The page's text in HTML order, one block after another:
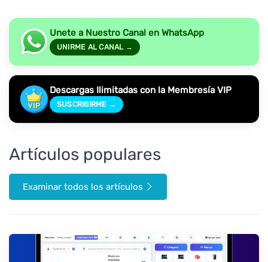
Unete a Nuestro Canal en WhatsApp
UNIRME AL CANAL →
Descargas Ilimitadas con la Membresía VIP
SUSCRIBIRME →
Artículos populares
Examinar todos los artículos